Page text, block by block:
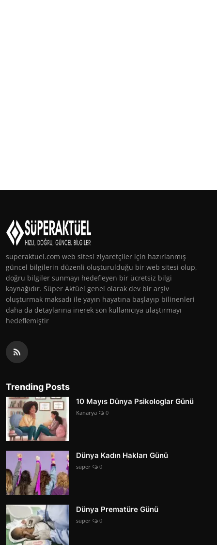
superaktuel.com web sitesi ziyaretçiler için hazırlanmış
güncel bilgilerin düzenli oluşturulduğu bir web sitesi olup,
doğru bilgiler sunmayı hedefleyen bir ücretsiz bilgi
kaynağıdır. Süper Aktüel genel olarak dev bir arşiv
oluşturmak maksadı ile yayın hayatına başlayıp bilinenleri
daha da detaylarına inerek son kullanıcıya ulaştırmayı
hedeflemiştir
Trending Posts
10 Mayıs Dünya Psikologlar Günü
Kanarya 0
Dünya Kadın Hakları Günü
super 0
Dünya Prematüre Günü
super 0